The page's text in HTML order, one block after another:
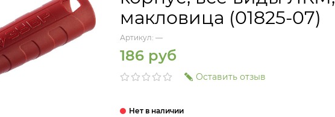
макловица (01825-07)
Артикул: —
186 руб
Оставить отзыв